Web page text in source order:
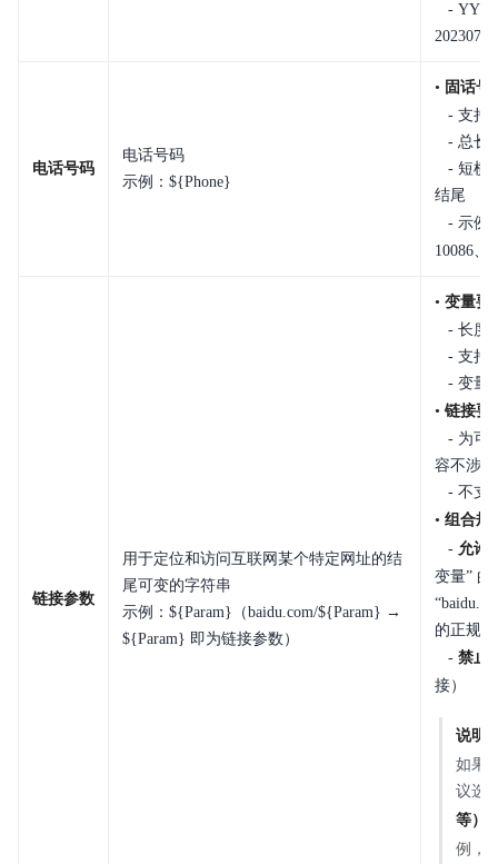
-
电话号码
电话号码
示例：${Phone}
• 固话号
- 支持
- 总长
- 短横
结尾
- 示例
10086
链接参数
用于定位和访问互联网某个特定网址的结
尾可变的字符串
示例：${Param}（baidu.com/${Param} →
${Param} 即为链接参数）
• 变量要
- 长度
- 支持
- 变量
• 链接要
- 为可
容不涉
- 不支
• 组合规
- 允许
变量” 的
的正规
- 禁止
接）
说明
如果
议选
等）
例，